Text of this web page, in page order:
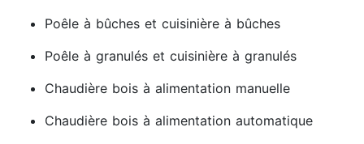
Poêle à bûches et cuisinière à bûches
Poêle à granulés et cuisinière à granulés
Chaudière bois à alimentation manuelle
Chaudière bois à alimentation automatique